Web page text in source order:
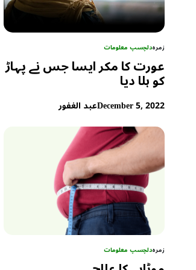
زمرہدلچسپ معلومات
عورت کا مکر ایسا جس نے پہاڑ
کو ہلا دیا
December 5, 2022عبد الغفور
زمرہدلچسپ معلومات